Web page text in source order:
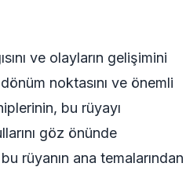
ve olayların gelişimini
noktasını ve önemli
bu rüyayı
göz önünde
rüyanın ana temalarından